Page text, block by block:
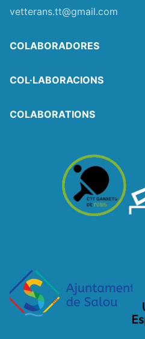
vetterans.tt@gmail.com
COLABORADORES
COL·LABORACIONS
COLABORATIONS